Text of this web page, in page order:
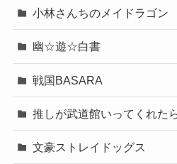
小林さんちのメイドラゴン
幽☆遊☆白書
戦国BASARA
推しが武道館いってくれた
文豪ストレイドッグス